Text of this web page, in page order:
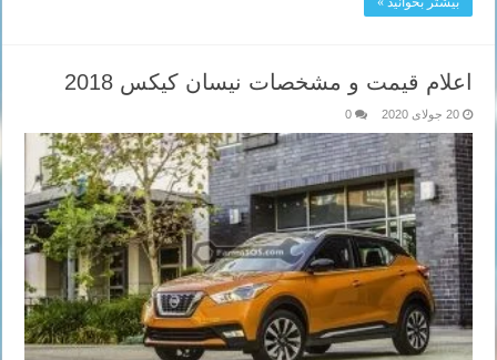
اعلام قیمت و مشخصات نیسان کیکس 2018
20 جولای 2020 0